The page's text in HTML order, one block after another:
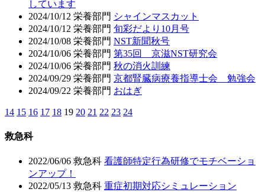
しています
2024/10/12 栄養部門 シャインマスカット
2024/10/12 栄養部門 旬彩だより10月号
2024/10/08 栄養部門 NST新聞秋号
2024/10/06 栄養部門 第35回 京滋NST研究会
2024/10/06 栄養部門 秋の消火訓練
2024/09/29 栄養部門 京都腎臓病療養指導士会 勉強会
2024/09/22 栄養部門 おはぎ
14 15 16 17 18 19 20 21 22 23 24
救急科
2022/06/06 救急科 看護師特定行為研修でモチベーショ
ンアップ！
2022/05/13 救急科 重症初期対応シミュレーション